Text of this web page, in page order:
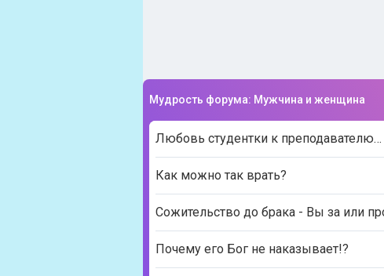
Мудрость форума: Мужчина и женщина
Любовь студентки к
Как можно так врать?
Сожительство до брака - Вы за или
Почему его Бог не наказывает!?